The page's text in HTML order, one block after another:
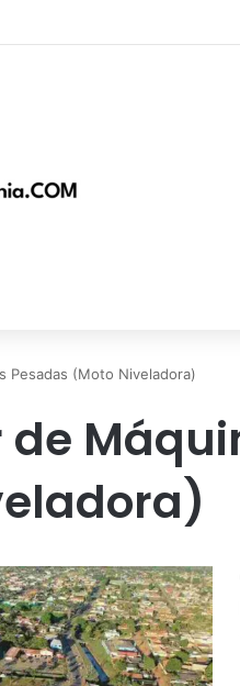
Pesadas (Moto Niveladora)